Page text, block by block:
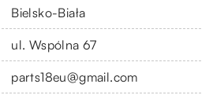
Bielsko-Biała
ul. Wspólna 67
parts18eu@gmail.com